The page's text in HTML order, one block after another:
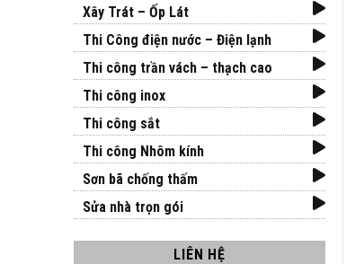
Xây Trát – Ốp Lát
Thi Công điện nước – Điện lạnh
Thi công trần vách – thạch cao
Thi công inox
Thi công sắt
Thi công Nhôm kính
Sơn bã chống thấm
Sửa nhà trọn gói
LIÊN HỆ